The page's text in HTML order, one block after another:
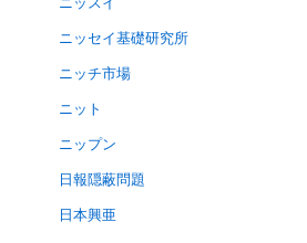
ニッセイ基礎研究所
ニッチ市場
ニット
ニップン
日報隠蔽問題
日本興亜